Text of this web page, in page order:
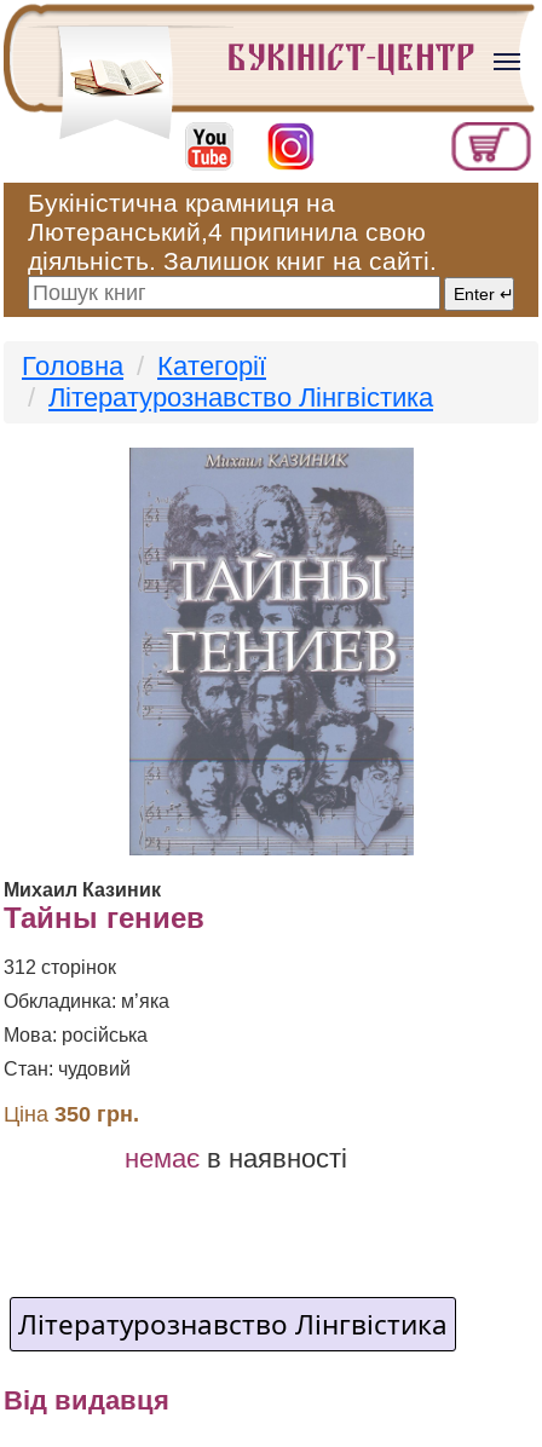
Букіністична крамниця на
Лютеранський,4 припинила свою
діяльність. Залишок книг на сайті.
Головна
Категорії
Літературознавство Лінгвістика
Михаил Казиник
Тайны гениев
312 сторінок
Обкладинка: м’яка
Мова: російська
Стан: чудовий
Ціна 350 грн.
немає в наявності
Літературознавство Лінгвістика
Від видавця